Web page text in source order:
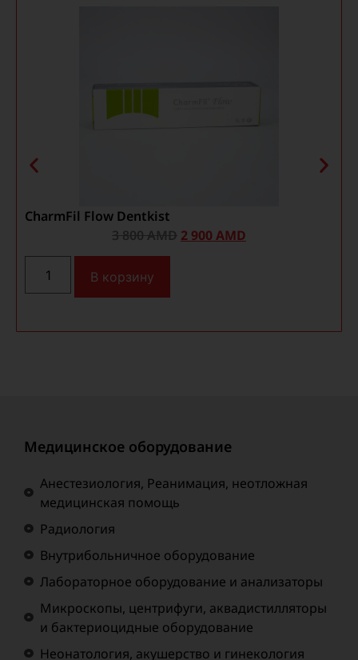
CharmFil Flow Dentkist
3 800AMD 2 900AMD
В корзину
Медицинское оборудование
Анестезиология, Реанимация, неотложная
медицинская помощь
Радиология
Внутрибольничное оборудование
Лабораторное оборудование и анализаторы
Микроскопы, центрифуги, аквадистилляторы
и бактериоцидные оборудование
Неонатология, акушерство и гинекология